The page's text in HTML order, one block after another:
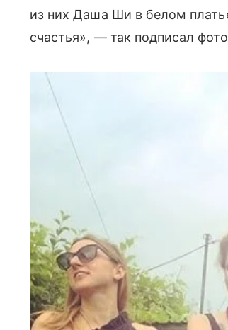
из них Даша Ши в белом
счастья», — так подписал